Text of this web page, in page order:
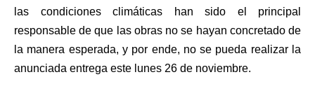
las condiciones climáticas han sido el principal
responsable de que las obras no se hayan concretado de
la manera esperada, y por ende, no se pueda realizar la
anunciada entrega este lunes 26 de noviembre.